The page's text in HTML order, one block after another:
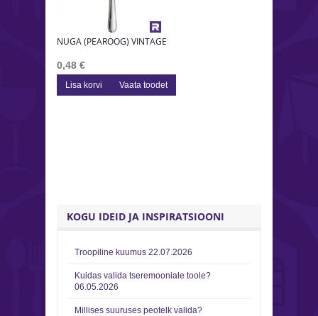
NUGA (PEAROOG) VINTAGE
0,48 €
Lisa korvi Vaata toodet
KOGU IDEID JA INSPIRATSIOONI
Troopiline kuumus 22.07.2026
Kuidas valida tseremooniale toole?
06.05.2026
Millises suuruses peotelk valida?